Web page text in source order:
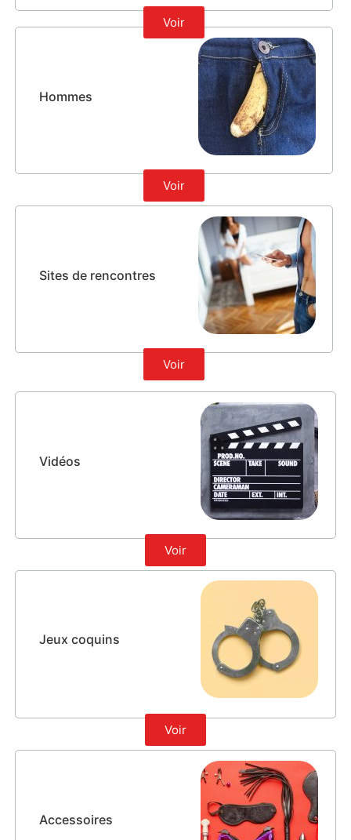
Voir
Hommes
Voir
Sites de rencontres
Voir
Voir
Vidéos
Voir
Jeux coquins
Voir
Accessoires